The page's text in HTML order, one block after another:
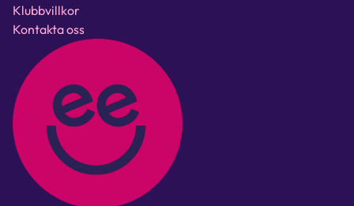
Klubbvillkor
Kontakta oss